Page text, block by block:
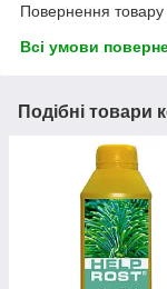
Повернення товару
Всі умови
Подібні товари